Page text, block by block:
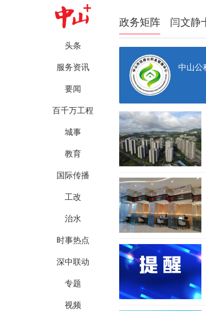
头条
服务资讯
要闻
百千万工程
城事
教育
国际传播
工改
治水
时事热点
深中联动
专题
视频
政务矩阵 闫文静
中山公